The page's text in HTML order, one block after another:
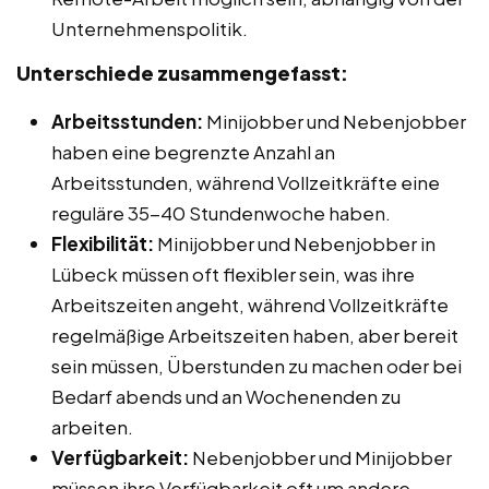
Unternehmenspolitik.
Unterschiede zusammengefasst:
Arbeitsstunden: Minijobber und Nebenjobber
haben eine begrenzte Anzahl an
Arbeitsstunden, während Vollzeitkräfte eine
reguläre 35-40 Stundenwoche haben.
Flexibilität: Minijobber und Nebenjobber in
Lübeck müssen oft flexibler sein, was ihre
Arbeitszeiten angeht, während Vollzeitkräfte
regelmäßige Arbeitszeiten haben, aber bereit
sein müssen, Überstunden zu machen oder bei
Bedarf abends und an Wochenenden zu
arbeiten.
Verfügbarkeit: Nebenjobber und Minijobber